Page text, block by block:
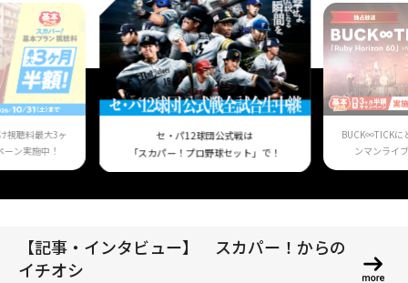
視聴料最大3ヶ
ン実施中！
セ・パ12球団公式戦は
「スカパー！プロ野球セット」で！
BUCK∞TICKに
ンマンライ
【記事・インタビュー】 スカパー！からの
イチオシ